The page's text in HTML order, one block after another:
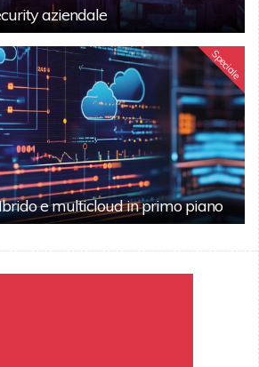
aziendale
Speciale
e multicloud in primo piano